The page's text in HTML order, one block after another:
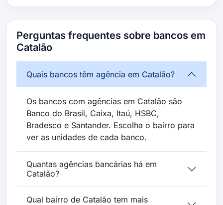
Perguntas frequentes sobre bancos em
Catalão
Quais bancos têm agência em Catalão?
Os bancos com agências em Catalão são
Banco do Brasil, Caixa, Itaú, HSBC,
Bradesco e Santander. Escolha o bairro para
ver as unidades de cada banco.
Quantas agências bancárias há em
Catalão?
Qual bairro de Catalão tem mais